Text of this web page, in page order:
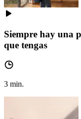
Siempre hay una
que tengas
3 min.